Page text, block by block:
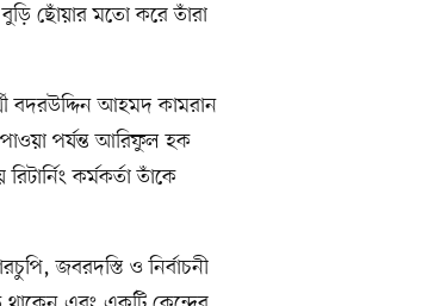
ছোঁয়ার মতো করে তাঁরা
বদরউদ্দিন আহমদ কামরান
পাওয়া পর্যন্ত আরিফুল হক
কর্মকর্তা তাঁকে
জবরদস্তি ও নির্বাচনী